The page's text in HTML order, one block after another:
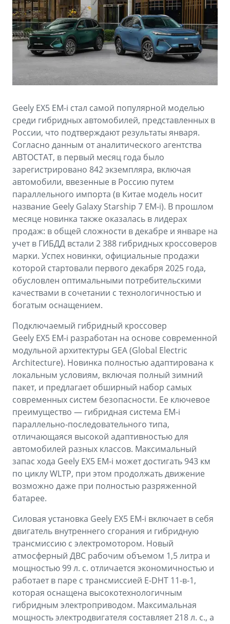
OKAVANGO
от 3 429 990 ₽*
MONJARO
от 4 349 990 ₽*
PREFACE
от 3 079 990 ₽*
GEELY EX5
от 3 769 990 ₽*
Аксессуары
Зарядные устройства
ФИНАНСЫ И УСЛУГИ
Автокредит
Страхование
GEELY Лизинг
Советы по эксплуатации
Спецпредложения
ПОДДЕРЖКА
Помощь на дорогах
Сервисная книжка
Вопросы и ответы
Geely EX5 EM-i стал самой популярной моделью
среди гибридных автомобилей, представленных в
России, что подтверждают результаты января.
Согласно данным от аналитического агентства
АВТОСТАТ, в первый месяц года было
зарегистрировано 842 экземпляра, включая
автомобили, ввезенные в Россию путем
параллельного импорта (в Китае модель носит
название Geely Galaxy Starship 7 EM-i). В прошлом
месяце новинка также оказалась в лидерах
продаж: в общей сложности в декабре и январе на
учет в ГИБДД встали 2 388 гибридных кроссоверов
марки. Успех новинки, официальные продажи
которой стартовали первого декабря 2025 года,
обусловлен оптимальными потребительскими
качествами в сочетании с технологичностью и
богатым оснащением.
Подключаемый гибридный кроссовер
Geely EX5 EM-i разработан на основе современной
модульной архитектуры GEA (Global Electric
Architecture). Новинка полностью адаптирована к
локальным условиям, включая полный зимний
пакет, и предлагает обширный набор самых
современных систем безопасности. Ее ключевое
преимущество — гибридная система EM-i
параллельно-последовательного типа,
отличающаяся высокой адаптивностью для
автомобилей разных классов. Максимальный
запас хода Geely EX5 EM-i может достигать 943 км
по циклу WLTP, при этом продолжать движение
возможно даже при полностью разряженной
батарее.
Силовая установка Geely EX5 EM-i включает в себя
двигатель внутреннего сгорания и гибридную
трансмиссию с электромотором. Новый
атмосферный ДВС рабочим объемом 1,5 литра и
мощностью 99 л. с. отличается экономичностью и
работает в паре с трансмиссией E-DHT 11-в-1,
которая оснащена высокотехнологичным
гибридным электроприводом. Максимальная
мощность электродвигателя составляет 218 л. с., а